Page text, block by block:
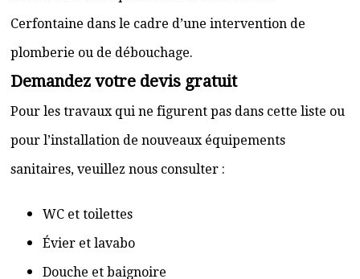
Cerfontaine dans le cadre d’une intervention de
plomberie ou de débouchage.
Demandez votre devis gratuit
Pour les travaux qui ne figurent pas dans cette liste ou
pour l’installation de nouveaux équipements
sanitaires, veuillez nous consulter :
WC et toilettes
Évier et lavabo
Douche et baignoire